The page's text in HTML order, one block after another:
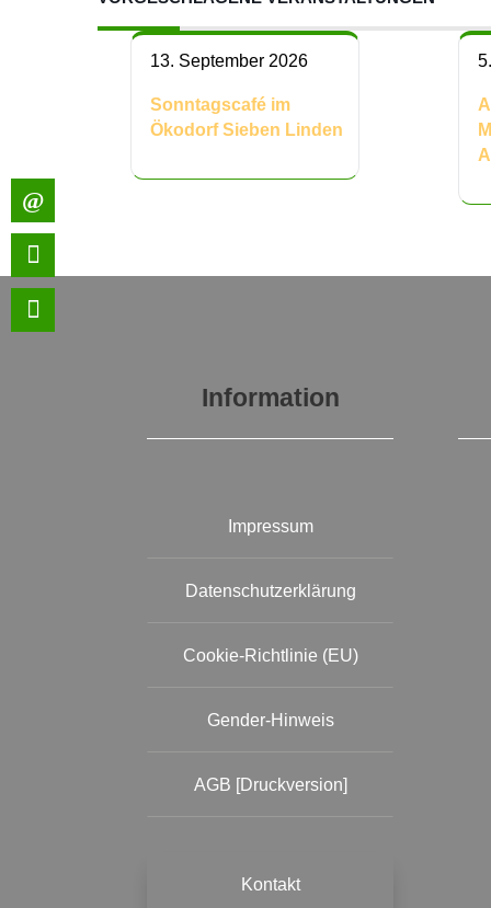
13. September 2026
Sonntagscafé im
Ökodorf Sieben Linden
Information
Impressum
Datenschutzerklärung
Cookie-Richtlinie (EU)
Gender-Hinweis
AGB [Druckversion]
Kontakt